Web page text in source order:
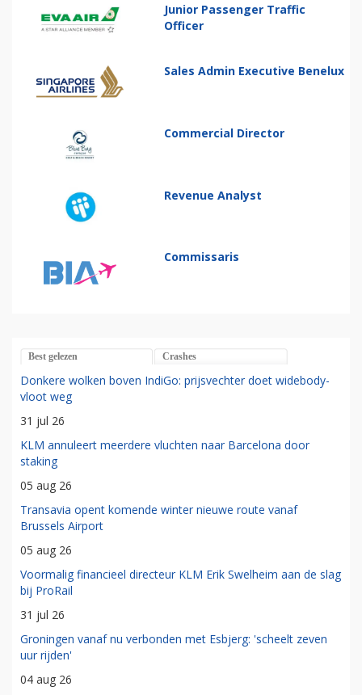
Junior Passenger Traffic
Officer
Sales Admin Executive Benelux
Commercial Director
Revenue Analyst
Commissaris
Best gelezen Crashes
Donkere wolken boven IndiGo: prijsvechter doet widebody-
vloot weg
31 jul 26
KLM annuleert meerdere vluchten naar Barcelona door
staking
05 aug 26
Transavia opent komende winter nieuwe route vanaf
Brussels Airport
05 aug 26
Voormalig financieel directeur KLM Erik Swelheim aan de slag
bij ProRail
31 jul 26
Groningen vanaf nu verbonden met Esbjerg: 'scheelt zeven
uur rijden'
04 aug 26